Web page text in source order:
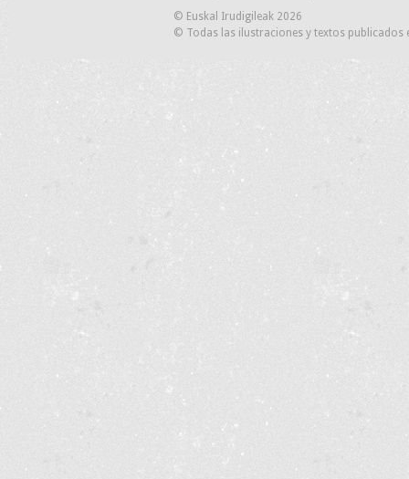
© Euskal Irudigileak 2026
© Todas las ilustraciones y textos publicados